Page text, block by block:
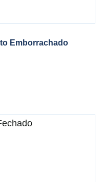
Emborrachado